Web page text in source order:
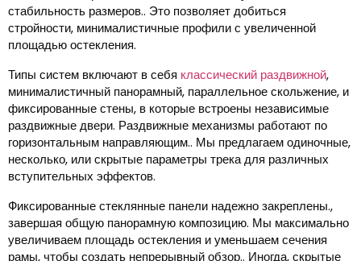
стабильность размеров.. Это позволяет добиться
стройности, минималистичные профили с увеличенной
площадью остекления.
Типы систем включают в себя классический раздвижной,
минималистичный панорамный, параллельное скольжение, и
фиксированные стены, в которые встроены независимые
раздвижные двери. Раздвижные механизмы работают по
горизонтальным направляющим.. Мы предлагаем одиночные,
несколько, или скрытые параметры трека для различных
вступительных эффектов.
Фиксированные стеклянные панели надежно закреплены.,
завершая общую панорамную композицию. Мы максимально
увеличиваем площадь остекления и уменьшаем сечения
рамы, чтобы создать непрерывный обзор.. Иногда, скрытые